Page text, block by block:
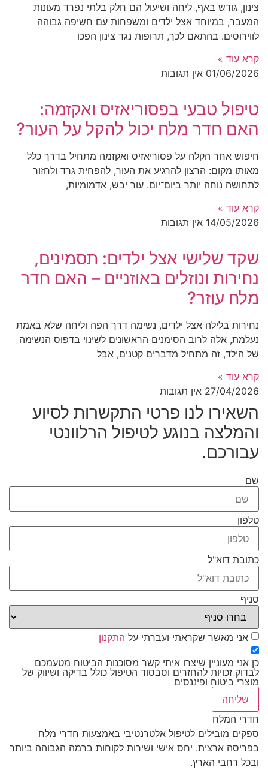
צינון, גודש באף, ליחה ושיעול הם חלק בלתי נפרד מעונות
המעבר, במיוחד אצל ילדים ומשפחות עם חשיפה גבוהה
לווירוסים. בהתאם לכך, תרופות נגד צינון הפכו
קרא עוד »
01/06/2026 אין תגובות
טיפול טבעי בפסוריאזיס ואקזמה:
האם חדר מלח יכול להקל על העור?
חיפוש אחר הקלה על פסוריאזיס ואקזמה מתחיל בדרך כלל
מאותו מקום: הרצון להרגיע את העור, להפחית גרד ולחזור
לתחושה נוחה יותר ביום־יום. עור יבש, אדמומיות,
קרא עוד »
14/05/2026 אין תגובות
שקד שלישי אצל ילדים: תסמינים,
נחירות ונוזלים באוזניים – האם חדר
מלח עוזר?
נחירות בלילה אצל ילדים, נשימה דרך הפה וליחה שלא באמת
נעלמת, אלה לרוב הסימנים הראשונים לשינוי בדפוס הנשימה
של הילד, זה מתחיל מדברים קטנים, אבל
קרא עוד »
27/04/2026 אין תגובות
השאירו לנו פרטי התקשרות לסיוע
והמלצה בנוגע לטיפול הרלוונטי
עבורכם.
שם
טלפון
כתובת דוא"ל
סניף
אני מאשר שקראתי ועברתי על התקנון
כן אני מעוניין שיצרו איתי קשר מסוכנות הביטוח מטעמכם
לבדוק זכויות להחזרים וסבסוד הטיפול כולל בדיקה ושיווק של
מוצרי ביטוח ופיננסים
שליחה
חדרי המלח
ספקים מובילים לטיפול אלטרנטיבי באמצעות חדרי מלח
בפריסה ארצית. יחס אישי ושירות לקוחות ברמה הגבוהה ביותר
ובכל רחבי הארץ.